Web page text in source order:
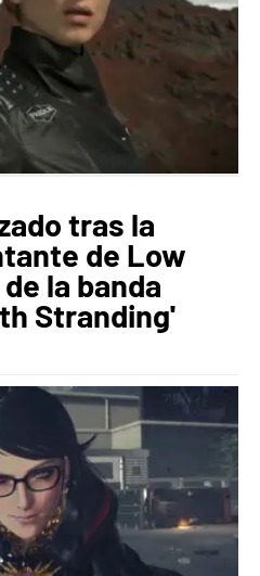
tras la
de Low
la banda
Stranding'